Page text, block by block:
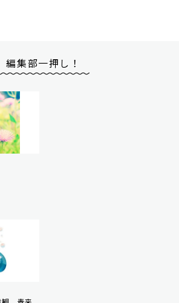
編集部一押し！